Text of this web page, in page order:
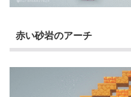
赤い砂岩のアーチ